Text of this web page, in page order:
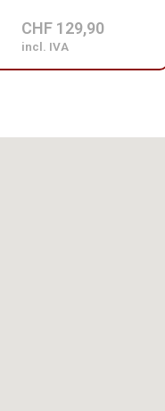
CHF 129,90
incl. IVA